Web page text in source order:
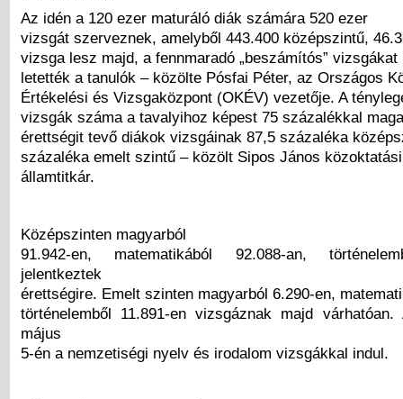
Az idén a 120 ezer maturáló diák számára 520 ezer
vizsgát szerveznek, amelyből 443.400 középszintű,
vizsga lesz majd, a fennmaradó „beszámítós” vizsgákat
letették a tanulók – közölte Pósfai Péter, az Országos
Értékelési és Vizsgaközpont (OKÉV) vezetője. A
vizsgák száma a tavalyihoz képest 75 százalékkal
érettségit tevő diákok vizsgáinak 87,5 százaléka
százaléka emelt szintű – közölt Sipos János
államtitkár.
Középszinten magyarból
91.942-en, matematikából 92.088-an,
jelentkeztek
érettségire. Emelt szinten magyarból 6.290-en,
történelemből 11.891-en vizsgáznak majd
május
5-én a nemzetiségi nyelv és irodalom vizsgákkal indul.